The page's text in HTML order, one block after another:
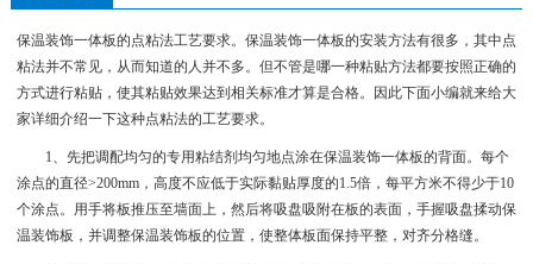
保温装饰一体板的点粘法工艺要求。保温装饰一体板的安装方法有很多，其中点
粘法并不常见，从而知道的人并不多。但不管是哪一种粘贴方法都要按照正确的
方式进行粘贴，使其粘贴效果达到相关标准才算是合格。因此下面小编就来给大
家详细介绍一下这种点粘法的工艺要求。
1、先把调配均匀的专用粘结剂均匀地点涂在保温装饰一体板的背面。每个
涂点的直径>200mm，高度不应低于实际黏贴厚度的1.5倍，每平方米不得少于10
个涂点。用手将板推压至墙面上，然后将吸盘吸附在板的表面，手握吸盘揉动保
温装饰板，并调整保温装饰板的位置，使整体板面保持平整，对齐分格缝。